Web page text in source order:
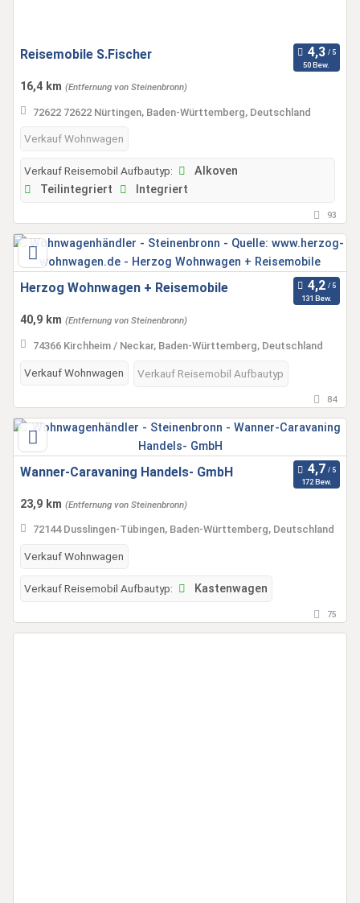
Reisemobile S.Fischer
50 Bew.
16,4 km (Entfernung von Steinenbronn)
72622 72622 Nürtingen, Baden-Württemberg, Deutschland
Verkauf Wohnwagen
Verkauf Reisemobil Aufbautyp:
Alkoven
Teilintegriert
Integriert
93
Herzog Wohnwagen + Reisemobile
131 Bew.
40,9 km (Entfernung von Steinenbronn)
74366 Kirchheim / Neckar, Baden-Württemberg, Deutschland
Verkauf Wohnwagen Verkauf Reisemobil Aufbautyp
84
Wanner-Caravaning Handels- GmbH
172 Bew.
23,9 km (Entfernung von Steinenbronn)
72144 Dusslingen-Tübingen, Baden-Württemberg, Deutschland
Verkauf Wohnwagen
Verkauf Reisemobil Aufbautyp: Kastenwagen
75